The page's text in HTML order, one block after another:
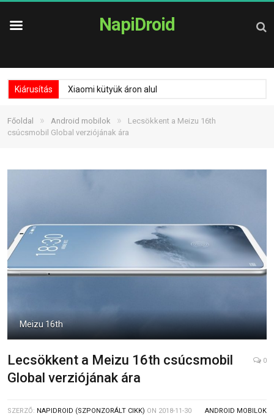
NapiDroid
Kiárusítás Xiaomi kütyük áron alul
Főoldal » Android mobilok »
Lecsökkent a Meizu 16th
csúcsmobil Global verziójának ára
Meizu 16th
Lecsökkent a Meizu 16th csúcsmobil
Global verziójának ára
0
SZERZŐ: NAPIDROID (SZPONZORÁLT CIKK) ON 2018-11-30 ANDROID MOBILOK